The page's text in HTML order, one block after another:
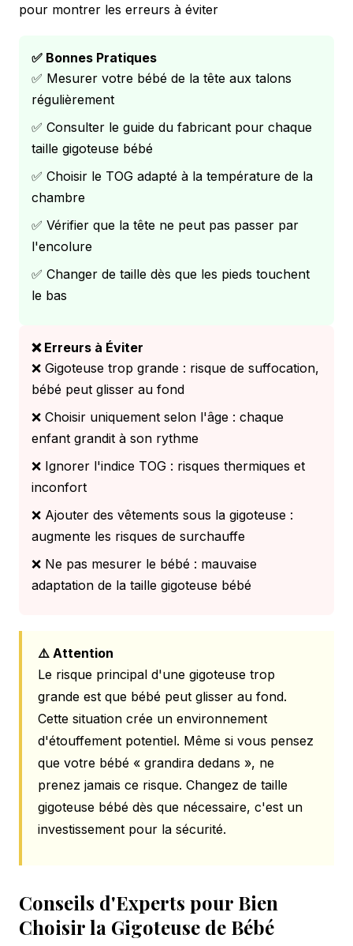
pour montrer les erreurs à éviter
✅ Bonnes Pratiques
✅ Mesurer votre bébé de la tête aux talons
régulièrement
✅ Consulter le guide du fabricant pour chaque
taille gigoteuse bébé
✅ Choisir le TOG adapté à la température de la
chambre
✅ Vérifier que la tête ne peut pas passer par
l'encolure
✅ Changer de taille dès que les pieds touchent
le bas
❌ Erreurs à Éviter
❌ Gigoteuse trop grande : risque de suffocation,
bébé peut glisser au fond
❌ Choisir uniquement selon l'âge : chaque
enfant grandit à son rythme
❌ Ignorer l'indice TOG : risques thermiques et
inconfort
❌ Ajouter des vêtements sous la gigoteuse :
augmente les risques de surchauffe
❌ Ne pas mesurer le bébé : mauvaise
adaptation de la taille gigoteuse bébé
⚠️ Attention
Le risque principal d'une gigoteuse trop
grande est que bébé peut glisser au fond.
Cette situation crée un environnement
d'étouffement potentiel. Même si vous pensez
que votre bébé « grandira dedans », ne
prenez jamais ce risque. Changez de taille
gigoteuse bébé dès que nécessaire, c'est un
investissement pour la sécurité.
Conseils d'Experts pour Bien
Choisir la Gigoteuse de Bébé